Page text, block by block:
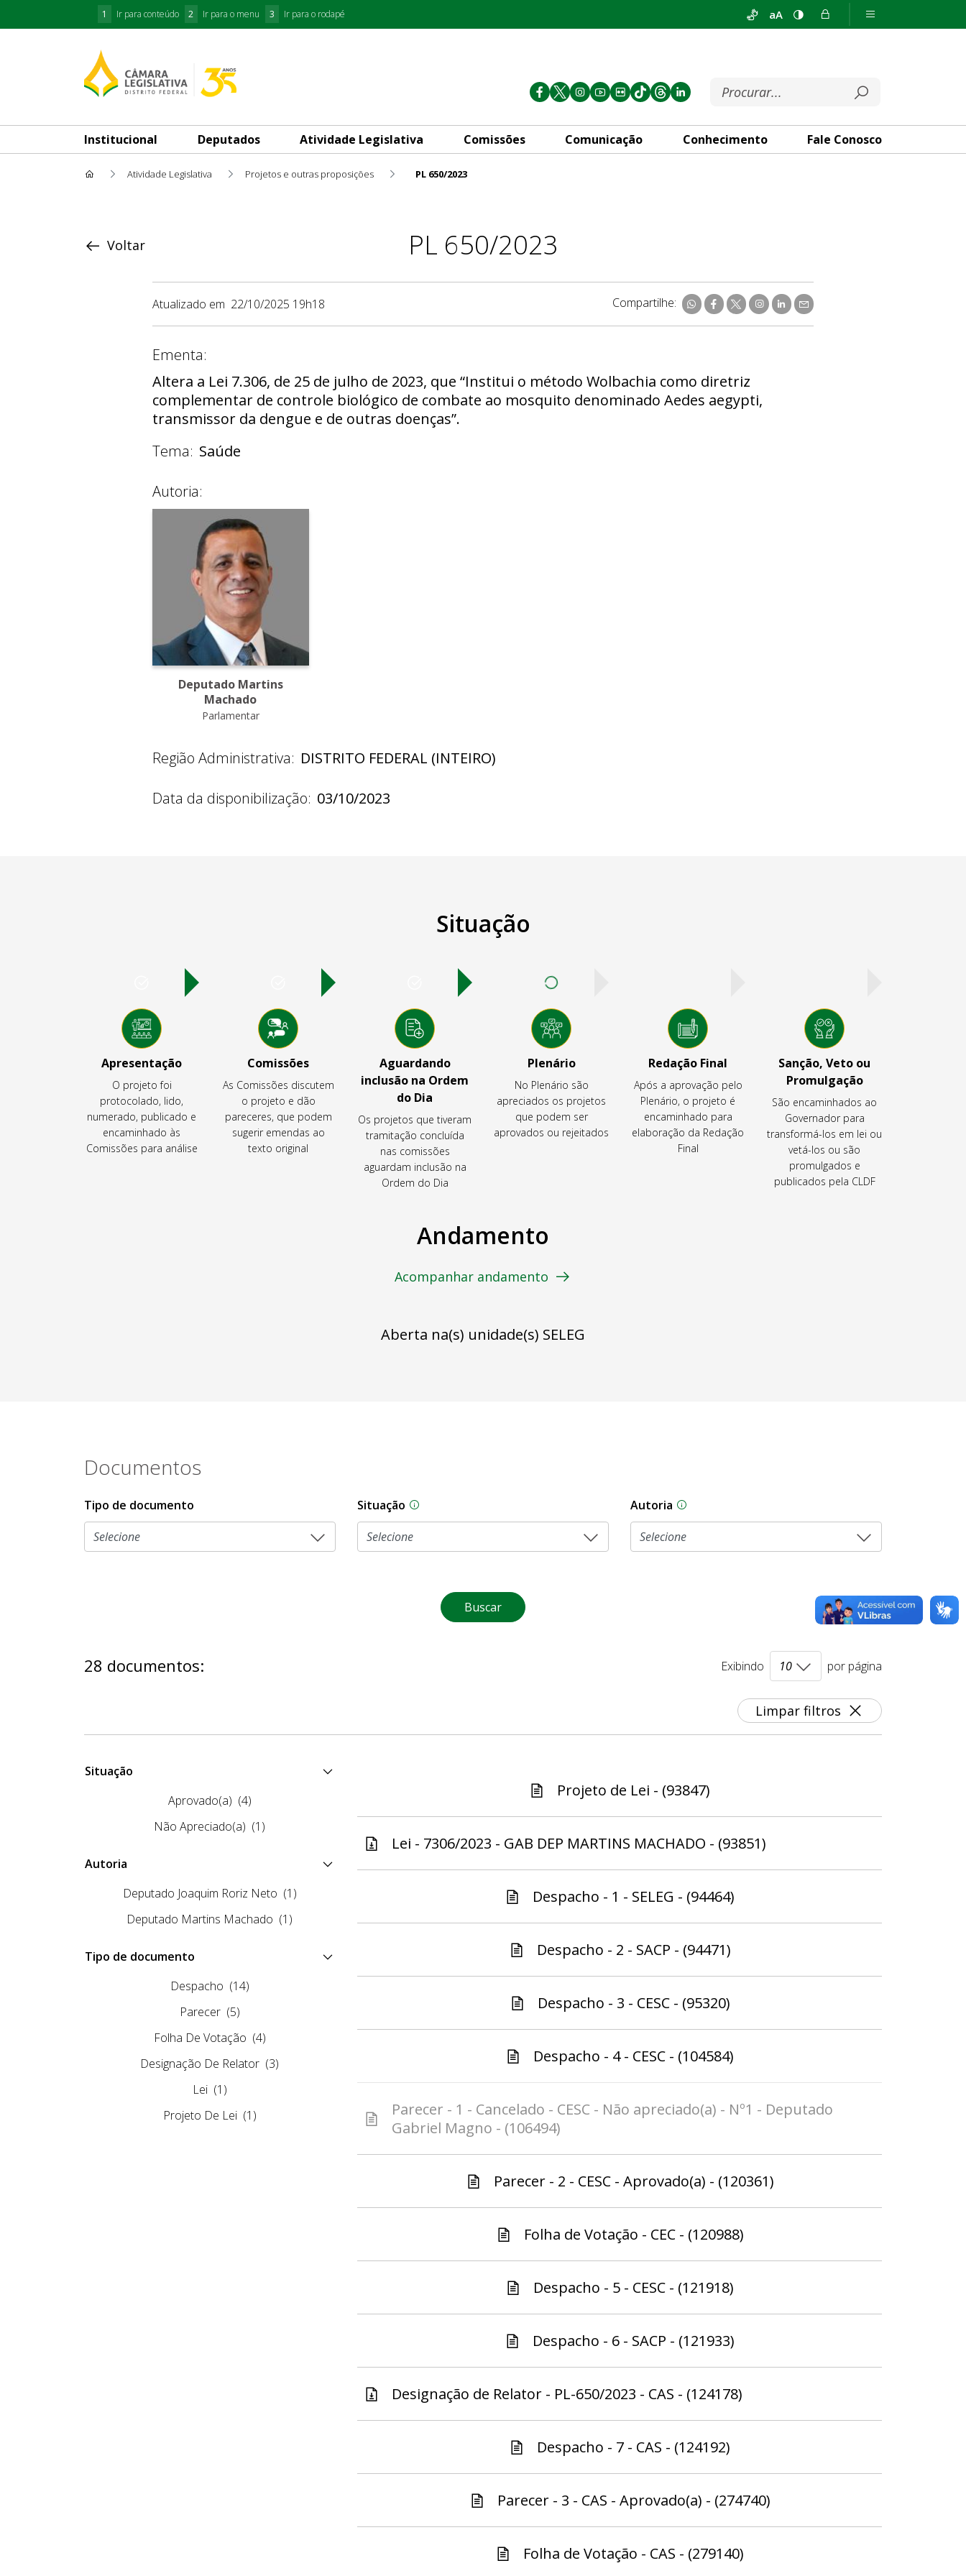
1 Ir para conteúdo 2 Ir para o menu 3 Ir para o rodapé aA
Institucional Deputados Atividade Legislativa Comissões Comunicação Conhecimento Fale Conosco
Atividade Legislativa Projetos e outras proposições PL 650/2023
PL 650/2023
Voltar
Atualizado em 22/10/2025 19h18 Compartilhe:
Ementa:
Altera a Lei 7.306, de 25 de julho de 2023, que “Institui o método Wolbachia como diretriz
complementar de controle biológico de combate ao mosquito denominado Aedes aegypti,
transmissor da dengue e de outras doenças”.
Tema: Saúde
Autoria:
Deputado Martins
Machado
Parlamentar
Região Administrativa: DISTRITO FEDERAL (INTEIRO)
Data da disponibilização: 03/10/2023
Situação
Apresentação
O projeto foi
protocolado, lido,
numerado, publicado e
encaminhado às
Comissões para análise
Comissões
As Comissões discutem
o projeto e dão
pareceres, que podem
sugerir emendas ao
texto original
Aguardando
inclusão na Ordem
do Dia
Os projetos que tiveram
tramitação concluída
nas comissões
aguardam inclusão na
Ordem do Dia
Plenário
No Plenário são
apreciados os projetos
que podem ser
aprovados ou rejeitados
Redação Final
Após a aprovação pelo
Plenário, o projeto é
encaminhado para
elaboração da Redação
Final
Sanção, Veto ou
Promulgação
São encaminhados ao
Governador para
transformá-los em lei ou
vetá-los ou são
promulgados e
publicados pela CLDF
Andamento
Acompanhar andamento
Aberta na(s) unidade(s) SELEG
Documentos
Tipo de documento Situação Na CLDF, as proposições legislativas passam por diferentes estágios durante o processo
Autoria As proposições legislativas na CLDF podem ser
Buscar
Limpar filtros
28 documentos: Exibindo por página
Situação
Aprovado(a) (4)
Não Apreciado(a) (1)
Autoria
Deputado Joaquim Roriz Neto (1)
Deputado Martins Machado (1)
Tipo de documento
Despacho (14)
Parecer (5)
Folha De Votação (4)
Designação De Relator (3)
Lei (1)
Projeto De Lei (1)
Projeto de Lei - (93847)
Lei - 7306/2023 - GAB DEP MARTINS MACHADO - (93851)
Despacho - 1 - SELEG - (94464)
Despacho - 2 - SACP - (94471)
Despacho - 3 - CESC - (95320)
Despacho - 4 - CESC - (104584)
Parecer - 1 - Cancelado - CESC - Não apreciado(a) - Nº1 - Deputado
Gabriel Magno - (106494)
Parecer - 2 - CESC - Aprovado(a) - (120361)
Folha de Votação - CEC - (120988)
Despacho - 5 - CESC - (121918)
Despacho - 6 - SACP - (121933)
Designação de Relator - PL-650/2023 - CAS - (124178)
Despacho - 7 - CAS - (124192)
Parecer - 3 - CAS - Aprovado(a) - (274740)
Folha de Votação - CAS - (279140)